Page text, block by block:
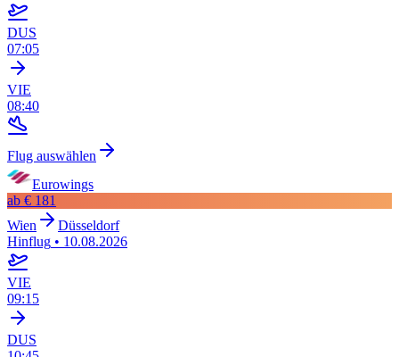
DUS
07:05
VIE
08:40
Flug auswählen
Eurowings
ab € 181
Wien
Düsseldorf
Hinflug • 10.08.2026
VIE
09:15
DUS